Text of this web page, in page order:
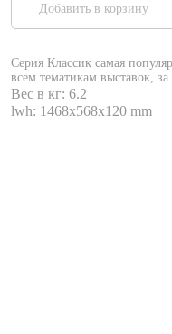
Добавить в корзину
Серия Классик самая
всем тематикам выставок,
Вес в кг: 6.2
lwh: 1468x568x120 mm